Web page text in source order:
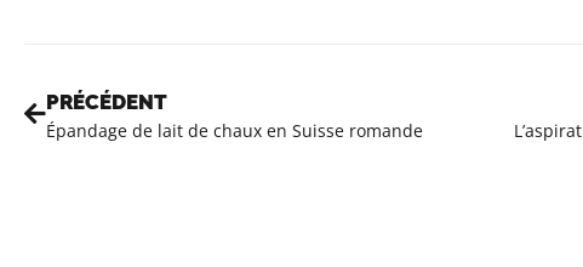
PRÉCÉDENT
Épandage de lait de chaux en Suisse romande